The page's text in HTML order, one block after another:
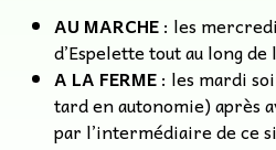
AU MARCHE: les
d’Espelette tout au long de
A LA FERME: les mardi
tard en autonomie) après
par l’intermédiaire de ce